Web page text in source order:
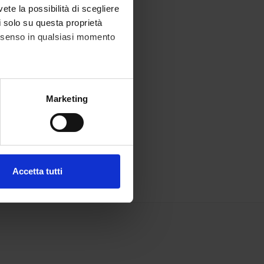
la possibilità di scegliere
su questa proprietà
in qualsiasi momento
metro,Marketing
Accetta tutti